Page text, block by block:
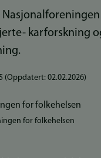
karforskning
(Oppdatert: 02.02.2026)
for folkehelsen